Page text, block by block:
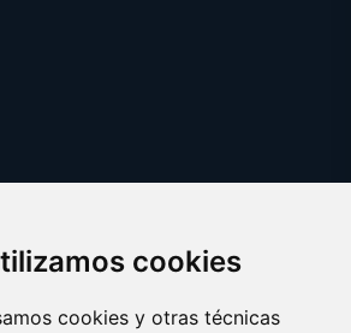
cookies
cookies y otras técnicas